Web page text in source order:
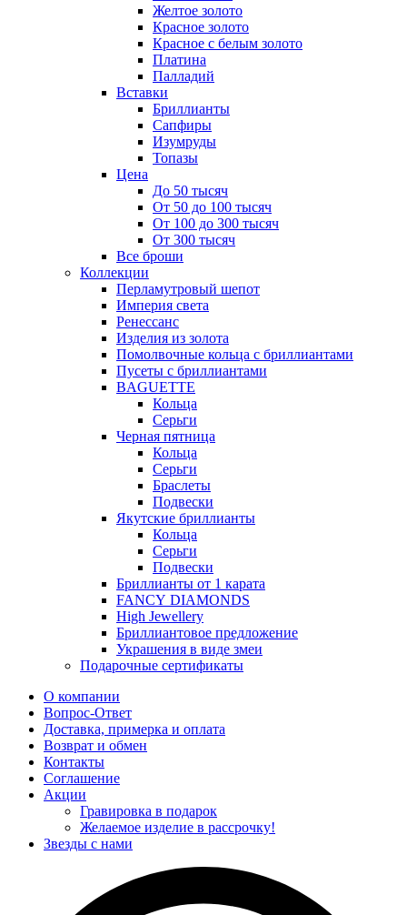
Желтое золото
Красное золото
Красное с белым золото
Платина
Палладий
Вставки
Бриллианты
Сапфиры
Изумруды
Топазы
Цена
До 50 тысяч
От 50 до 100 тысяч
От 100 до 300 тысяч
От 300 тысяч
Все броши
Коллекции
Перламутровый шепот
Империя света
Ренессанс
Изделия из золота
Помолвочные кольца с бриллиантами
Пусеты с бриллиантами
BAGUETTE
Кольца
Серьги
Черная пятница
Кольца
Серьги
Браслеты
Подвески
Якутские бриллианты
Кольца
Серьги
Подвески
Бриллианты от 1 карата
FANCY DIAMONDS
High Jewellery
Бриллиантовое предложение
Украшения в виде змеи
Подарочные сертификаты
О компании
Вопрос-Ответ
Доставка, примерка и оплата
Возврат и обмен
Контакты
Соглашение
Акции
Гравировка в подарок
Желаемое изделие в рассрочку!
Звезды с нами